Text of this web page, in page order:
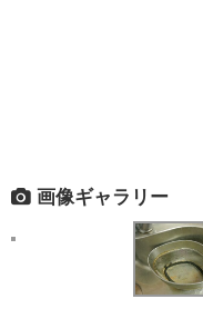
画像ギャラリー